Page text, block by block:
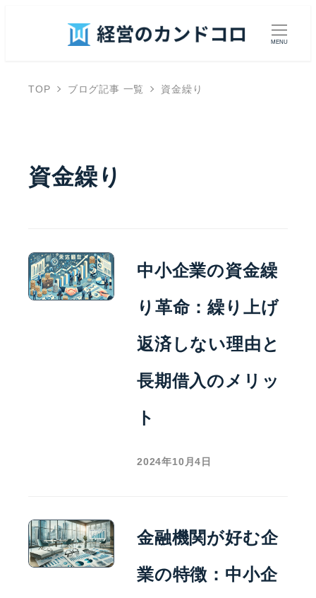
MENU
TOP ブログ記事 一覧 資金繰り
資金繰り
中小企業の資金繰
り革命：繰り上げ
返済しない理由と
長期借入のメリッ
ト
2024年10月4日
金融機関が好む企
業の特徴：中小企